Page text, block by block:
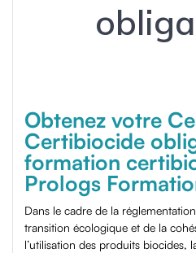
Obtenez votre
Certibiocide
formation
Prologs
Dans le cadre de la
transition écologique et de la
l’utilisation des produits biocides,